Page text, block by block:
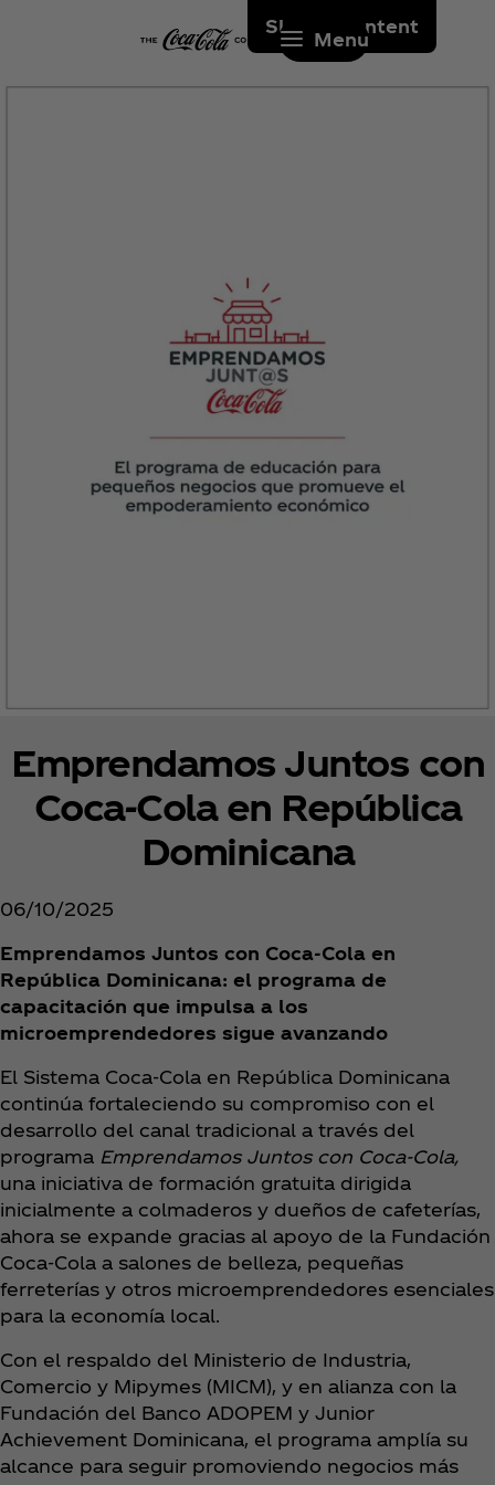
Skip to content
Menu
Emprendamos Juntos con
Coca‑Cola en República
Dominicana
06/10/2025
Emprendamos Juntos con Coca‑Cola en
República Dominicana: el programa de
capacitación que impulsa a los
microemprendedores sigue avanzando
El Sistema Coca‑Cola en República Dominicana
continúa fortaleciendo su compromiso con el
desarrollo del canal tradicional a través del
programa Emprendamos Juntos con Coca‑Cola,
una iniciativa de formación gratuita dirigida
inicialmente a colmaderos y dueños de cafeterías,
ahora se expande gracias al apoyo de la Fundación
Coca‑Cola a salones de belleza, pequeñas
ferreterías y otros microemprendedores esenciales
para la economía local.
Con el respaldo del Ministerio de Industria,
Comercio y Mipymes (MICM), y en alianza con la
Fundación del Banco ADOPEM y Junior
Achievement Dominicana, el programa amplía su
alcance para seguir promoviendo negocios más